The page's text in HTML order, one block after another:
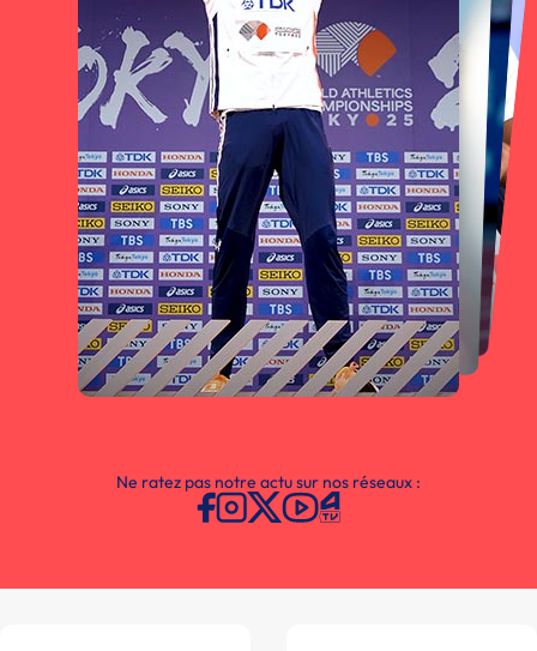
Ne ratez pas notre actu sur nos réseaux :